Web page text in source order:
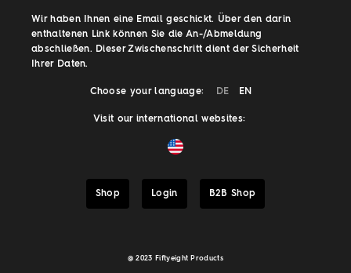
Wir haben Ihnen eine Email geschickt. Über den darin
enthaltenen Link können Sie die An-/Abmeldung
abschließen. Dieser Zwischenschritt dient der Sicherheit
Ihrer Daten.
Choose your language: DE EN
Visit our international websites:
Shop Login B2B Shop
@ 2023 Fiftyeight Products